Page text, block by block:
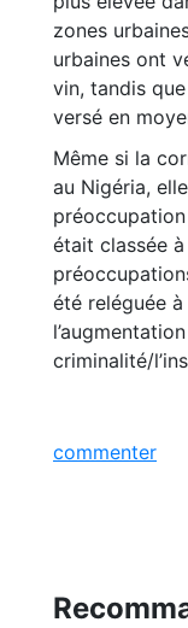
zones
urbaines ont
vin, tandis
versé en
Même si la
au Nigéria,
était classée
été reléguée
criminalité/
commenter